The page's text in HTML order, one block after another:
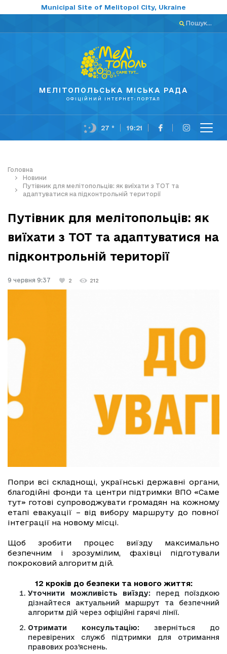
Municipal Site of Melitopol City, Ukraine
Пошук...
МЕЛІТОПОЛЬСЬКА МІСЬКА РАДА
ОФІЦІЙНИЙ ІНТЕРНЕТ-ПОРТАЛ
27 ° 19:21
Головна
Новини
Путівник для мелітопольців: як виїхати з ТОТ та
адаптуватися на підконтрольній території
Путівник для мелітопольців: як
виїхати з ТОТ та адаптуватися на
підконтрольній території
9 червня 9:37 2 212
Попри всі складнощі, українські державні органи,
благодійні фонди та центри підтримки ВПО «Саме
тут» готові супроводжувати громадян на кожному
етапі евакуації – від вибору маршруту до повної
інтеграції на новому місці.
Щоб зробити процес виїзду максимально
безпечним і зрозумілим, фахівці підготували
покроковий алгоритм дій.
12 кроків до безпеки та нового життя:
Уточнити можливість виїзду: перед поїздкою
дізнайтеся актуальний маршрут та безпечний
алгоритм дій через офіційні гарячі лінії.
Отримати консультацію: зверніться до
перевірених служб підтримки для отримання
правових роз'яснень.